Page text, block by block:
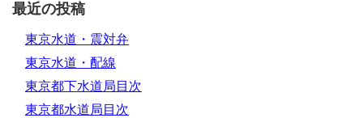
最近の投稿
東京水道・震対弁
東京水道・配線
東京都下水道局目次
東京都水道局目次